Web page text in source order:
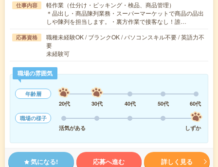
仕事内容
軽作業（仕分け・ピッキング・検品、商品管理）
＊品出し・商品陳列業務・スーパーマーケットで商品の品出
しや陳列を担当します。・裏方作業で接客なし！誰…
応募資格
職種未経験OK / ブランクOK / パソコンスキル不要 / 英語力不
要
未経験可
職場の雰囲気
年齢層
20代
30代 40代 50代
60代
職場の様子
活気がある
しずか
気になる! 応募へ進む 詳しく見る